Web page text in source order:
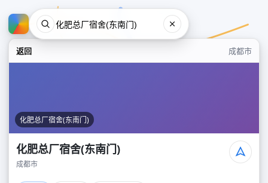
返回 成都市
化肥总厂宿舍(东南门)
化肥总厂宿舍(东南门)
成都市